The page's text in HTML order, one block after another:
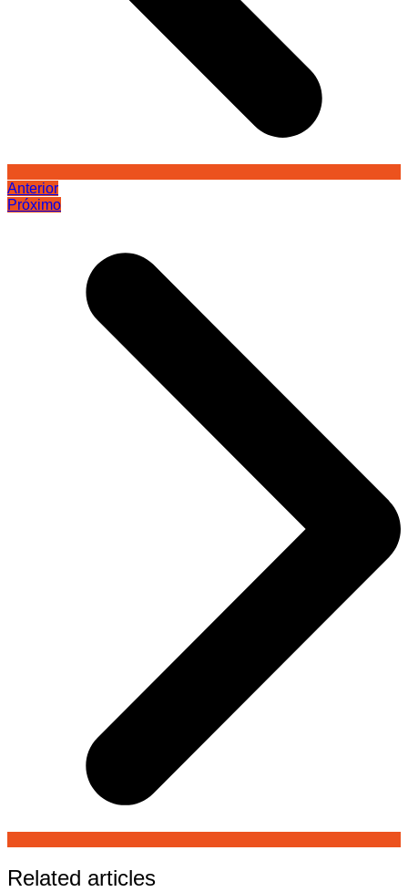
Anterior
Próximo
Related articles